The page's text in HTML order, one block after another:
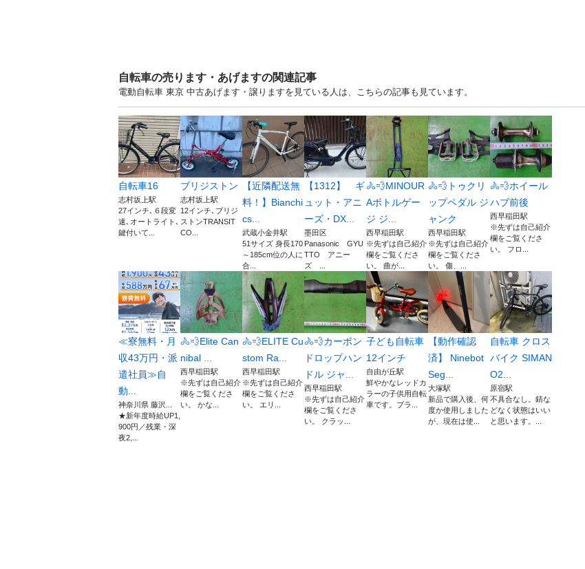
自転車の売ります・あげますの関連記事
電動自転車 東京 中古あげます・譲りますを見ている人は、こちらの記事も見ています。
自転車16
志村坂上駅
27インチ､６段変
速､オートライト､
鍵付いて...
ブリジストン
志村坂上駅
12インチ､ブリジ
ストンTRANSIT
CO...
【近隣配送無
料！】Bianchi
cs...
武蔵小金井駅
51サイズ 身長170
～185cm位の人に
合...
【1312】 ギ
ュット・アニ
ーズ・DX...
墨田区
Panasonic GYU
TTO アニー
ズ ...
🚴💨MINOUR
Aボトルゲー
ジ ジ...
西早稲田駅
※先ずは自己紹介
欄をご覧くださ
い。 曲が...
🚴💨トゥクリ
ップペダル ジ
ャンク
西早稲田駅
※先ずは自己紹介
欄をご覧くださ
い。 傷、...
🚴💨ホイール
ハブ前後
西早稲田駅
※先ずは自己紹介
欄をご覧くださ
い。 フロ...
≪寮無料・月
収43万円・派
遣社員≫自
動...
神奈川県 藤沢...
★新年度時給UP1,
900円／残業・深
夜2,...
🚴💨Elite Can
nibal ...
西早稲田駅
※先ずは自己紹介
欄をご覧くださ
い。 かな...
🚴💨ELITE Cu
stom Ra...
西早稲田駅
※先ずは自己紹介
欄をご覧くださ
い。 エリ...
🚴💨カーボン
ドロップハン
ドル ジャ...
西早稲田駅
※先ずは自己紹介
欄をご覧くださ
い。 クラッ...
子ども自転車
12インチ
自由が丘駅
鮮やかなレッドカ
ラーの子供用自転
車です。ブラ...
【動作確認
済】 Ninebot
Seg...
大塚駅
新品で購入後、何
度か使用しました
が、現在は使...
自転車 クロス
バイク SIMAN
O2...
原宿駅
不具合なし。錆な
どなく状態はいい
と思います。...